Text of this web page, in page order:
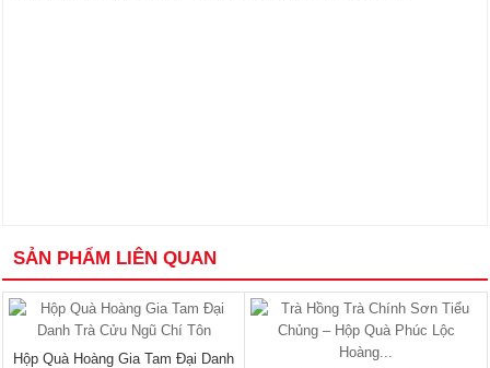
SẢN PHẨM LIÊN QUAN
Hộp Quà Hoàng Gia Tam Đại Danh